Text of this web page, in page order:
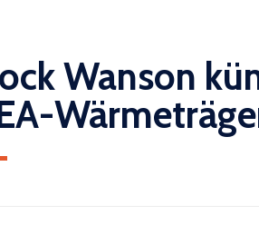
Wanson